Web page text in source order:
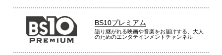
BS10プレミアム
語り継がれる映画や音楽をお届けする、大人
のためのエンタテインメントチャンネル